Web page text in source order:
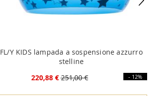
FL/Y KIDS lampada a sospensione azzurro
stelline
220,88 € 251,00 € - 12%